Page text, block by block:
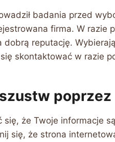
badania przed
firma. W razie
dobrą reputację.
skontaktować w razie
się, że Twoje informacje
się, że strona